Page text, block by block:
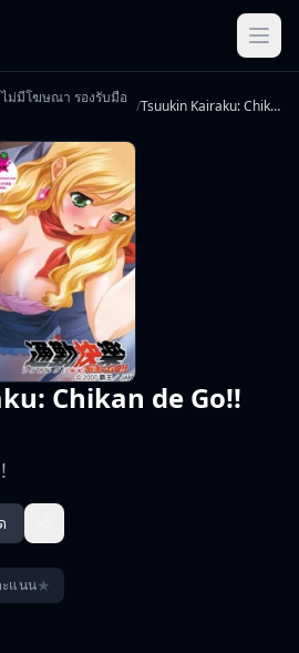
ม่มีโฆษณา รองรับมือ / Tsuukin Kairaku: Chikan de Go!!
Chikan de Go!!
แนน★